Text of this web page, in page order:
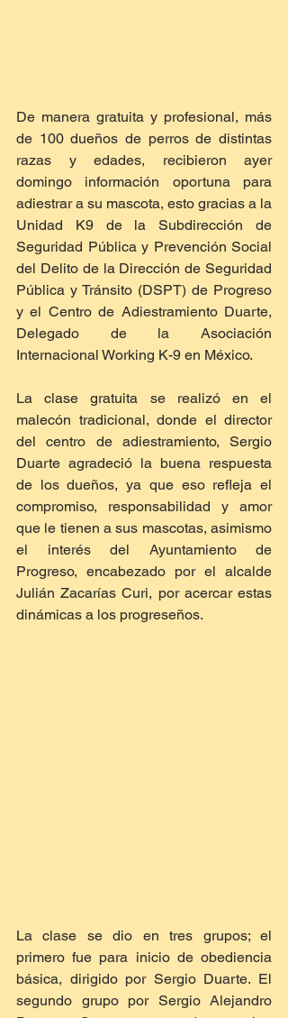
De manera gratuita y profesional, más
de 100 dueños de perros de distintas
razas y edades, recibieron ayer
domingo información oportuna para
adiestrar a su mascota, esto gracias a la
Unidad K9 de la Subdirección de
Seguridad Pública y Prevención Social
del Delito de la Dirección de Seguridad
Pública y Tránsito (DSPT) de Progreso
y el Centro de Adiestramiento Duarte,
Delegado de la Asociación
Internacional Working K-9 en México.
La clase gratuita se realizó en el
malecón tradicional, donde el director
del centro de adiestramiento, Sergio
Duarte agradeció la buena respuesta
de los dueños, ya que eso refleja el
compromiso, responsabilidad y amor
que le tienen a sus mascotas, asimismo
el interés del Ayuntamiento de
Progreso, encabezado por el alcalde
Julián Zacarías Curi, por acercar estas
dinámicas a los progreseños.
La clase se dio en tres grupos; el
primero fue para inicio de obediencia
básica, dirigido por Sergio Duarte. El
segundo grupo por Sergio Alejandro